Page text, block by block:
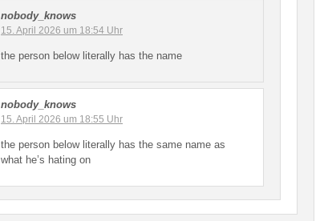
nobody_knows
15. April 2026 um 18:54 Uhr
the person below literally has the name
nobody_knows
15. April 2026 um 18:55 Uhr
the person below literally has the same name as
what he’s hating on